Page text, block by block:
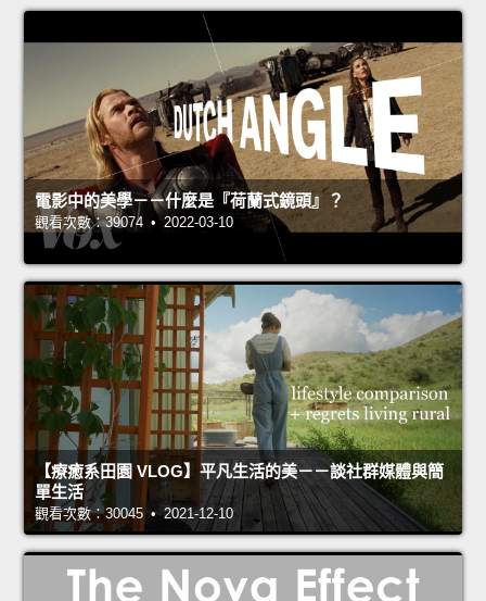
電影中的美學－－什麼是『荷蘭式鏡頭』？
觀看次數：39074 • 2022-03-10
【療癒系田園 VLOG】平凡生活的美－－談社群媒體與簡
單生活
觀看次數：30045 • 2021-12-10